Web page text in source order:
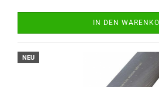
IN DEN
NEU